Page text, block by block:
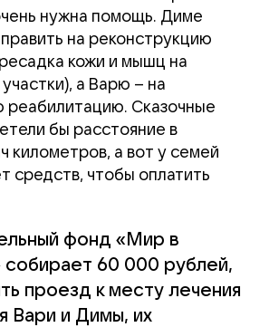
нужна помощь. Диме
на реконструкцию
кожи и мышц на
а Варю – на
реабилитацию. Сказочные
бы расстояние в
километров, а вот у семей
средств, чтобы оплатить
фонд «Мир в
60 000 рублей,
проезд к месту лечения
Вари и Димы, их